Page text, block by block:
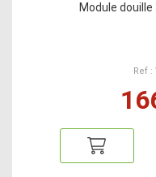
Module
Ref :